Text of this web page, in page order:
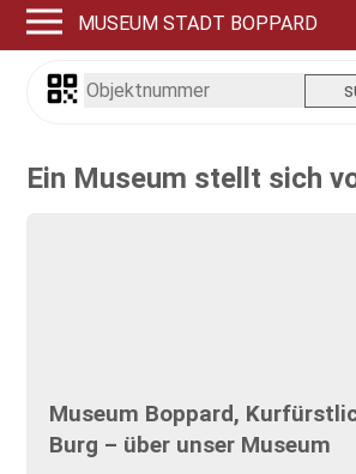
MUSEUM STADT BOPPARD
Ein Museum stellt sich
Museum Boppard,
Burg – über unser Museum